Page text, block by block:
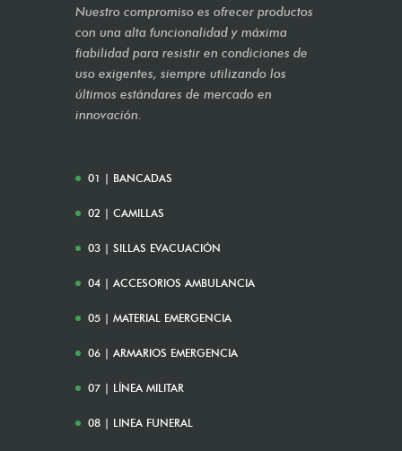
Nuestro compromiso es ofrecer productos
con una alta funcionalidad y máxima
fiabilidad para resistir en condiciones de
uso exigentes, siempre utilizando los
últimos estándares de mercado en
innovación.
01 | BANCADAS
02 | CAMILLAS
03 | SILLAS EVACUACIÓN
04 | ACCESORIOS AMBULANCIA
05 | MATERIAL EMERGENCIA
06 | ARMARIOS EMERGENCIA
07 | LÍNEA MILITAR
08 | LINEA FUNERAL